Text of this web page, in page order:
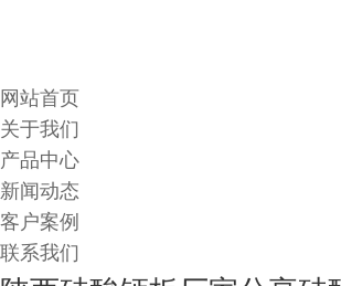
网站首页
关于我们
产品中心
新闻动态
客户案例
联系我们